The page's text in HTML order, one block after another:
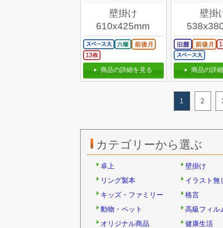
壁掛け
610x425mm
商品の詳細を見る
壁掛
商品の詳
1 2
カテゴリーから選ぶ
卓上
壁掛け
リング製本
イラスト無
キッズ・ファミリー
格言
動物・ペット
高級フィル
オリジナル商品
健康生活